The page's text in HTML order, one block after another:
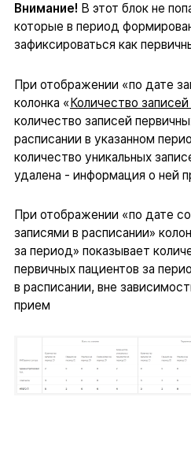
Внимание! В этот блок не
которые в период
зафиксироваться как
При отображении «по дате
колонка «Количество
количество записей
расписании в указанном
количество уникальных
удалена - информация о ней
При отображении «по дате
записями в расписании»
за период» показывает
первичных пациентов за
в расписании, вне
прием